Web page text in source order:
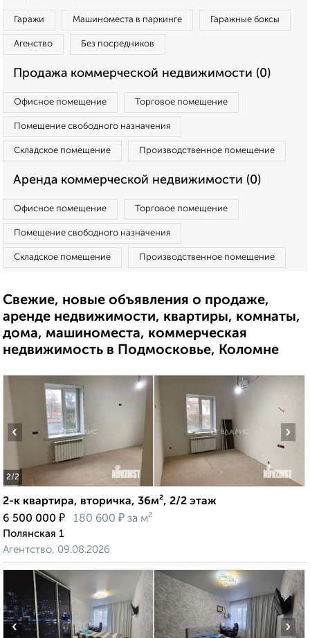
Гаражи Машиноместа в паркинге Гаражные боксы
Агенство Без посредников
Продажа коммерческой недвижимости (0)
Офисное помещение Торговое помещение
Помещение свободного назначения
Складское помещение Производственное помещение
Аренда коммерческой недвижимости (0)
Офисное помещение Торговое помещение
Помещение свободного назначения
Складское помещение Производственное помещение
Свежие, новые объявления о продаже,
аренде недвижимости, квартиры, комнаты,
дома, машиноместа, коммерческая
недвижимость в Подмосковье, Коломне
2/2
‹ ›
2-к квартира, вторичка, 36м², 2/2 этаж
6 500 000 ₽ 180 600 ₽ за м²
Полянская 1
Агентство, 09.08.2026
‹ ›